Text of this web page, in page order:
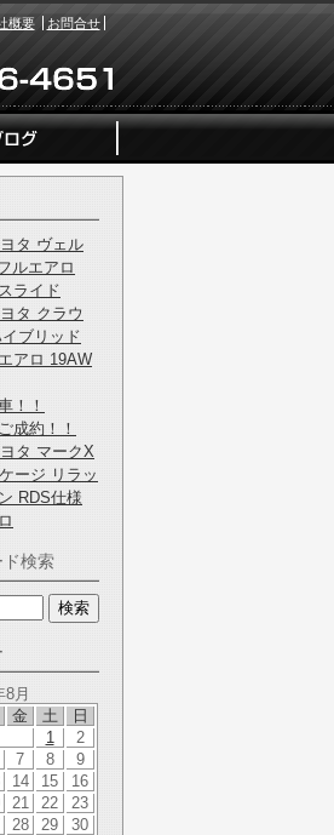
概要 お問合せ
タ ヴェル
ルエアロ
ライド
タ クラウ
ブリッド
アロ 19AW
！！
成約！！
タ マークX
ージ リラッ
RDS仕様
検索
月
金 土 日
1
2
7 8
9
14 15
16
21 22
23
28 29
30